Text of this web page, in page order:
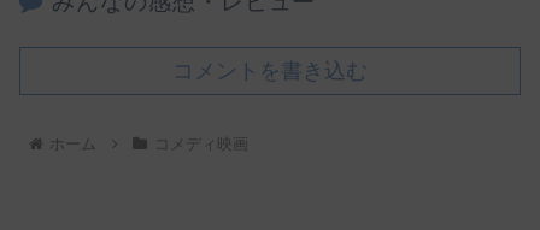
コメントを書き込む
ホーム コメディ映画